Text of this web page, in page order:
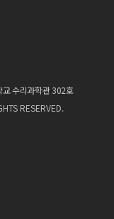
수리과학관 302호
RESERVED.